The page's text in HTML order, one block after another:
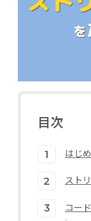
目次
はじ
スト
コー